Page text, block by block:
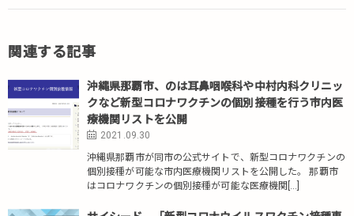
関連する記事
沖縄県那覇市、のは耳鼻咽喉科や中村内科クリニッ
クなど新型コロナワクチンの個別接種を行う市内医
療機関リストを公開
2021.09.30
沖縄県那覇市が同市の公式サイトで、新型コロナワクチンの
個別接種が可能な市内医療機関リストを公開した。 那覇市
はコロナワクチンの個別接種が可能な医療機関[…]